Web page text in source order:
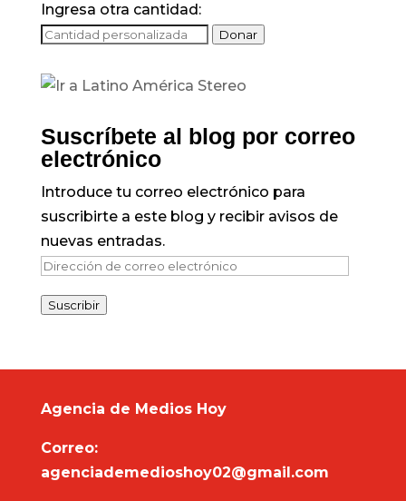
Ingresa otra cantidad:
Donar
Suscríbete al blog por correo
electrónico
Introduce tu correo electrónico para
suscribirte a este blog y recibir avisos de
nuevas entradas.
Dirección
correo
Suscribir
Agencia de Medios Hoy
Correo:
agenciademedioshoy02@gmail.com